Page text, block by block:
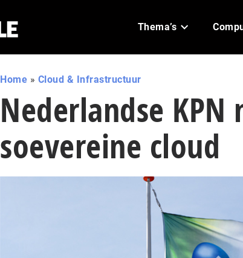
Thema’s
Home » Cloud & Infrastructuur
Nederlandse
soevereine cloud